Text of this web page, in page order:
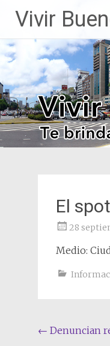
contenido
Vivir
El
28
Medio:
← Denuncian